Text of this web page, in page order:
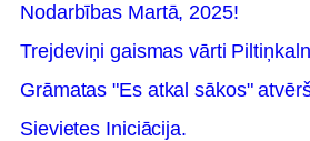
Nodarbības Martā, 2025!
Trejdeviņi gaismas vārti
Grāmatas "Es atkal sākos"
Sievietes Iniciācija.